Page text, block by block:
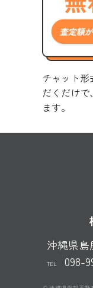
チャット形
だくだけ
ます。
沖縄県島
TEL 098-